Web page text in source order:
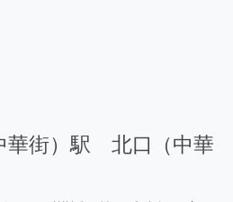
華街）駅 北口（中華